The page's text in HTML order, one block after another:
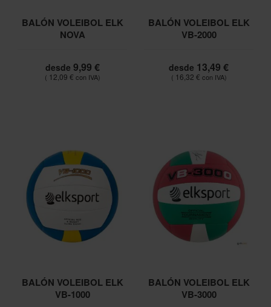
BALÓN VOLEIBOL ELK
NOVA
desde 9,99 €
12,09 €
BALÓN VOLEIBOL ELK
VB-2000
desde 13,49 €
16,32 €
BALÓN VOLEIBOL ELK
VB-1000
BALÓN VOLEIBOL ELK
VB-3000